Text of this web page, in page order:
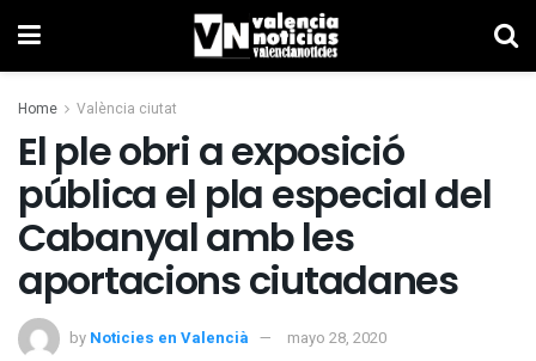
Home València ciutat
El ple obri a exposició
pública el pla especial del
Cabanyal amb les
aportacions ciutadanes
by Noticies en Valencià mayo 28, 2020